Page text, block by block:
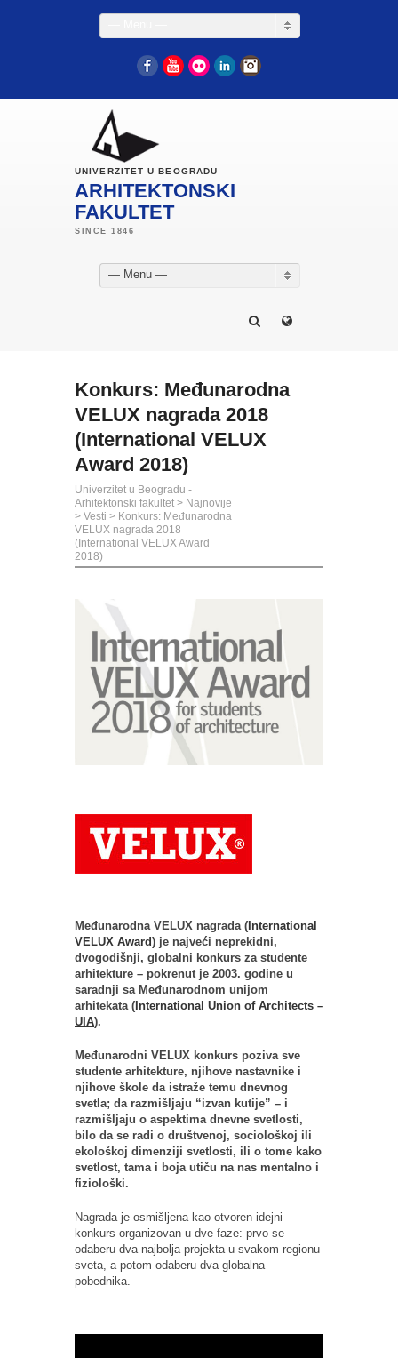
FacebookYouTube
Flickr LinkedIn
UNIVERZITET U BEOGRADU
ARHITEKTONSKI
FAKULTET
— Menu —
Konkurs: Međunarodna
VELUX nagrada 2018
(International VELUX
Award 2018)
Univerzitet u Beogradu -
Arhitektonski fakultet > Najnovije
> Vesti > Konkurs: Međunarodna
VELUX nagrada 2018
(International VELUX Award
2018)
Međunarodna VELUX nagrada (International
VELUX Award) je najveći neprekidni,
dvogodišnji, globalni konkurs za studente
arhitekture – pokrenut je 2003. godine u
saradnji sa Međunarodnom unijom
arhitekata (International Union of Architects –
UIA).
Međunarodni VELUX konkurs poziva sve
studente arhitekture, njihove nastavnike i
njihove škole da istraže temu dnevnog
svetla; da razmišljaju “izvan kutije” – i
razmišljaju o aspektima dnevne svetlosti,
bilo da se radi o društvenoj, sociološkoj ili
ekološkoj dimenziji svetlosti, ili o tome kako
svetlost, tama i boja utiču na nas mentalno i
fiziološki.
Nagrada je osmišljena kao otvoren idejni
konkurs organizovan u dve faze: prvo se
odaberu dva najbolja projekta u svakom regionu
sveta, a potom odaberu dva globalna
pobednika.